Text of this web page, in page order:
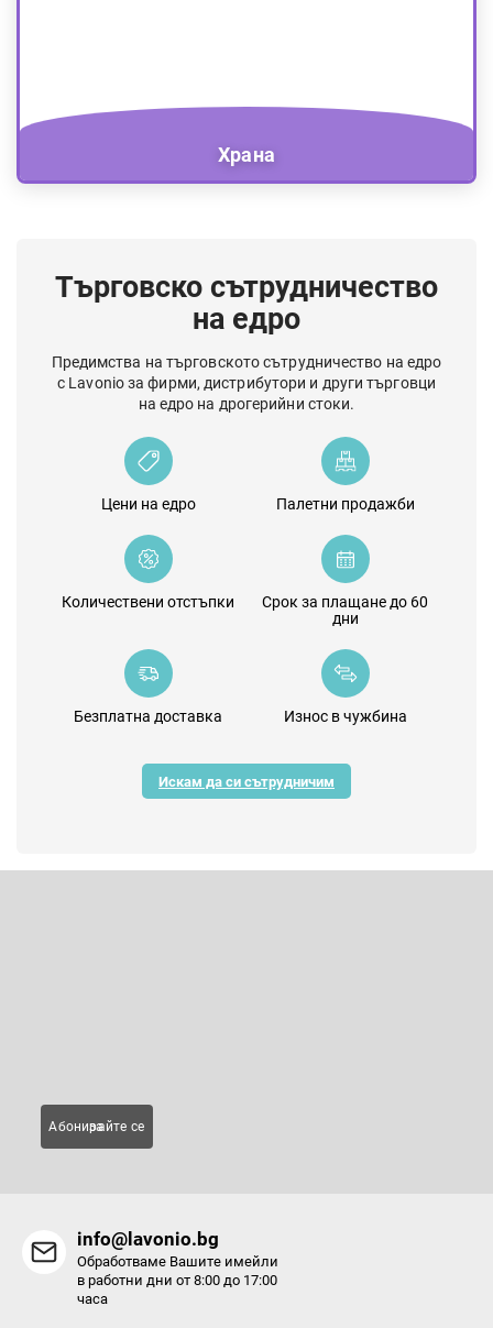
Храна
Търговско сътрудничество
на едро
Предимства на търговското сътрудничество на едро
с Lavonio за фирми, дистрибутори и други търговци
на едро на дрогерийни стоки.
Цени на едро Палетни продажби
Количествени отстъпки
Срок за плащане до 60
дни
Безплатна доставка Износ в чужбина
Искам да си сътрудничим
Абонирайте се за
info@lavonio.bg
Обработваме Вашите имейли
в работни дни от 8:00 до 17:00
часа